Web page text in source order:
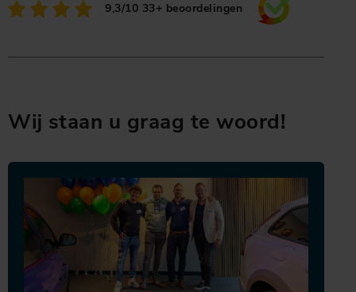
9,3/10 33+ beoordelingen
Wij staan u graag te woord!